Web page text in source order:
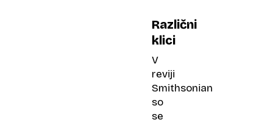
Različni
klici
V
reviji
Smithsonian
so
se